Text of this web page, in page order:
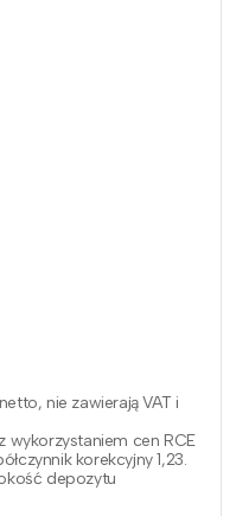
nie zawierają VAT i
wykorzystaniem cen RCE
korekcyjny 1,23.
depozytu